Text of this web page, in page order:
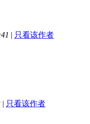
| 只看该作者
| 只看该作者